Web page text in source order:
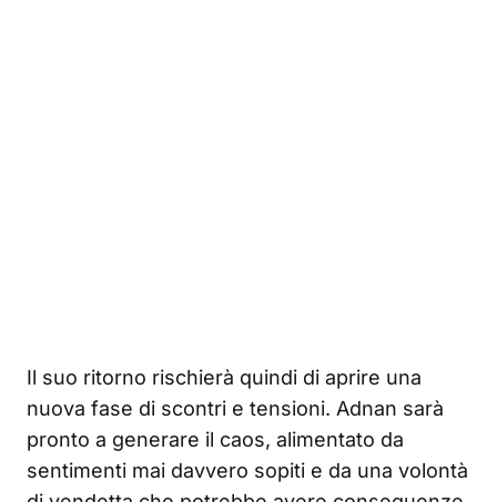
Il suo ritorno rischierà quindi di aprire una
nuova fase di scontri e tensioni. Adnan sarà
pronto a generare il caos, alimentato da
sentimenti mai davvero sopiti e da una volontà